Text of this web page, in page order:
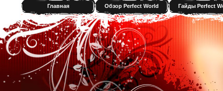
Главная Обзор Perfect World Гайды Perfect